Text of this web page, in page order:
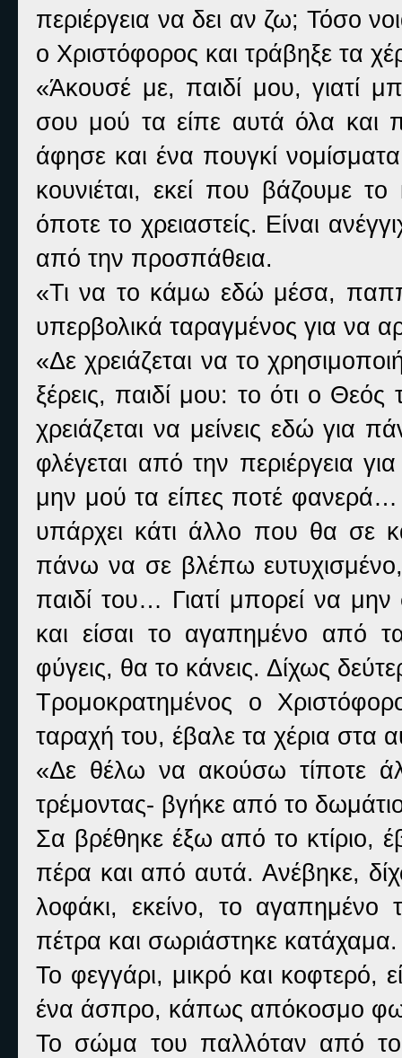
περιέργεια να δει αν ζω; Τόσο
ο Χριστόφορος και τράβηξε τα
«Άκουσέ με, παιδί μου, γιατί
σου μού τα είπε αυτά όλα και
άφησε και ένα πουγκί
κουνιέται, εκεί που βάζουμε
όποτε το χρειαστείς. Είναι
από την προσπάθεια.
«Τι να το κάμω εδώ μέσα,
υπερβολικά ταραγμένος για να
«Δε χρειάζεται να το
ξέρεις, παιδί μου: το ότι ο Θεός
χρειάζεται να μείνεις εδώ για
φλέγεται από την περιέργεια
μην μού τα είπες ποτέ
υπάρχει κάτι άλλο που θα σε
πάνω να σε βλέπω
παιδί του… Γιατί μπορεί να
και είσαι το αγαπημένο από
φύγεις, θα το κάνεις. Δίχως
Τρομοκρατημένος ο
ταραχή του, έβαλε τα χέρια στα
«Δε θέλω να ακούσω τίποτε
τρέμοντας- βγήκε από το
Σα βρέθηκε έξω από το κτίριο,
πέρα και από αυτά. Ανέβηκε,
λοφάκι, εκείνο, το
πέτρα και σωριάστηκε κατάχαμα.
Το φεγγάρι, μικρό και κοφτερό,
ένα άσπρο, κάπως απόκοσμο
Το σώμα του παλλόταν από το